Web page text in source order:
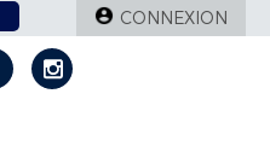
CONNEXION